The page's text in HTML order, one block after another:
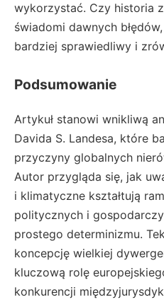
wykorzystać. Czy historia
świadomi dawnych
bardziej sprawiedliwy i
Podsumowanie
Artykuł stanowi wnikliwą
Davida S. Landesa, które
przyczyny globalnych
Autor przygląda się, jak
i klimatyczne kształtują
politycznych i
prostego determinizmu.
koncepcję wielkiej
kluczową rolę
konkurencji